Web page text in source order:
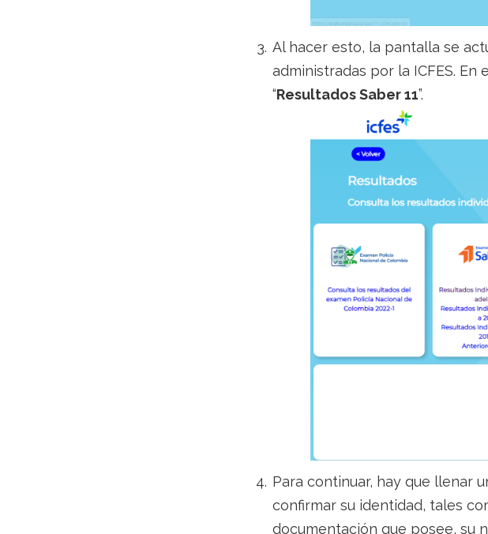
Al hacer esto, la pantalla se
administradas por la ICFES.
“Resultados Saber 11”.
Para continuar, hay que llenar
confirmar su identidad, tales
documentación que posee, su